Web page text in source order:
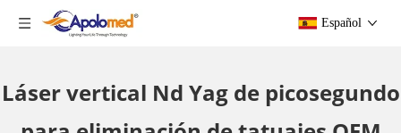
Español
Láser vertical Nd Yag de picosegundo